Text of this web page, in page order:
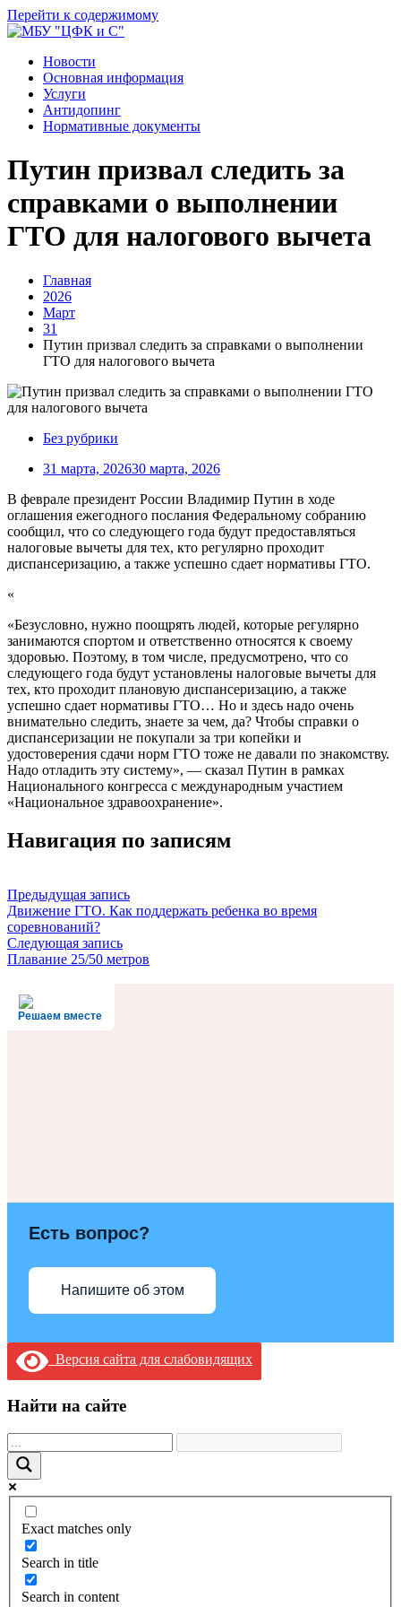
Перейти к содержимому
Новости
Основная информация
Услуги
Антидопинг
Нормативные документы
Путин призвал следить за
справками о выполнении
ГТО для налогового вычета
Главная
2026
Март
31
Путин призвал следить за справками о выполнении
ГТО для налогового вычета
Без рубрики
31 марта, 202630 марта, 2026
В феврале президент России Владимир Путин в ходе
оглашения ежегодного послания Федеральному собранию
сообщил, что со следующего года будут предоставляться
налоговые вычеты для тех, кто регулярно проходит
диспансеризацию, а также успешно сдает нормативы ГТО.
«
«Безусловно, нужно поощрять людей, которые регулярно
занимаются спортом и ответственно относятся к своему
здоровью. Поэтому, в том числе, предусмотрено, что со
следующего года будут установлены налоговые вычеты для
тех, кто проходит плановую диспансеризацию, а также
успешно сдает нормативы ГТО… Но и здесь надо очень
внимательно следить, знаете за чем, да? Чтобы справки о
диспансеризации не покупали за три копейки и
удостоверения сдачи норм ГТО тоже не давали по знакомству.
Надо отладить эту систему», — сказал Путин в рамках
Национального конгресса с международным участием
«Национальное здравоохранение».
Навигация по записям
Предыдущая запись
Движение ГТО. Как поддержать ребенка во время
соревнований?
Следующая запись
Плавание 25/50 метров
Решаем вместе
Есть вопрос?
Напишите об этом
Версия сайта для слабовидящих
Найти на сайте
Exact matches only
Search in title
Search in content